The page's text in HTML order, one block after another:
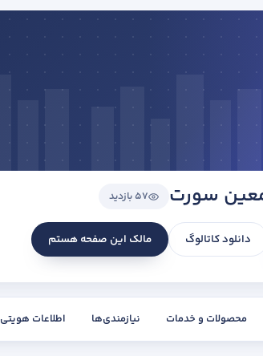
معین سورت 57 بازدید
دانلود کاتالوگ مالک این صفحه هستم
محصولات و خدمات نیازمندی‌ها اطلاعات هویتی